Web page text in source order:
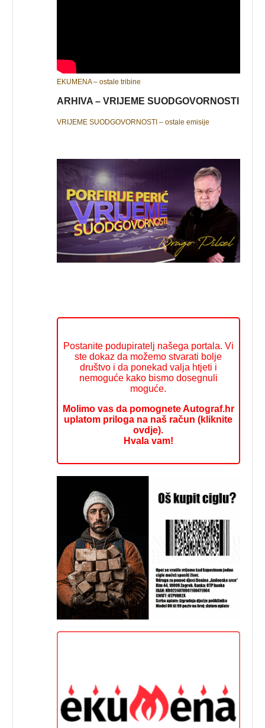
EKUMENA – ostale tribine
ARHIVA – VRIJEME SUODGOVORNOSTI
VRIJEME SUODGOVORNOSTI – ostale emisije
Postanite podupiratelj našega portala. Vi
ste dokaz da možemo stvarati bolje
društvo i da ponekad valja htjeti i
nemoguće kako bismo dosegnuli
moguće.
Molimo vas da pomognete Autograf.hr
uplatom priloga na naš račun (kliknite
ovdje).
Hvala vam!